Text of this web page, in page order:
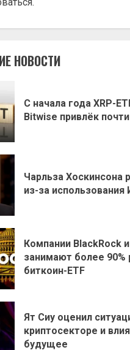
.
НОВОСТИ
С начала года XRP-
Bitwise привлёк
Чарльза Хоскинсона
из-за использования
Компании BlackRock
занимают более 90%
биткоин-ETF
Ят Сиу оценил
криптосекторе и
будущее